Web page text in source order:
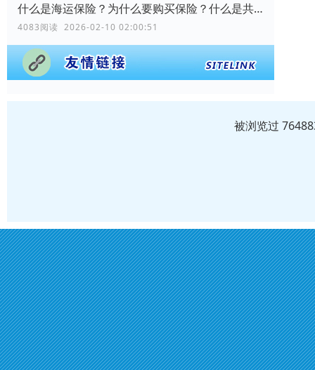
什么是海运保险？为什么要购买保险？什么是共同海损？
4083阅读 2026-02-10 02:00:51
被浏览过